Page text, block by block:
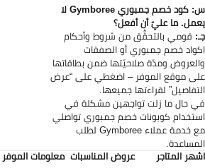
س: كود خصم جمبوري Gymboree لا
ما عليّ أن أفعل؟
قومي بالتحقُّق من شروط وأحكام
خصم جمبوري أو الصفقات
ومدّة صلاحيّتها ضمن بطاقاتها
موقع الموفر – اضغطي على “عرض
لقراءتها جميعها.
حال ما زلت تواجهين مشكلة في
كوبونات خصم جمبوري تواصلي
مع خدمة عملاء Gymboree لطلب
المتاجر
عروض المناسبات معلومات الموفر